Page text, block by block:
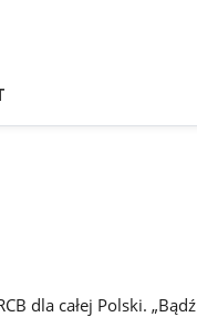
dla całej Polski. „Bądź